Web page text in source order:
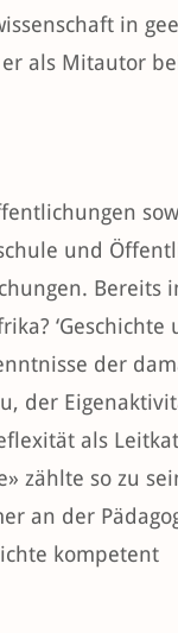
in
als Mitautor
und
Bereits
‘Geschichte
der
der
als
zählte so zu
an der
kompetent